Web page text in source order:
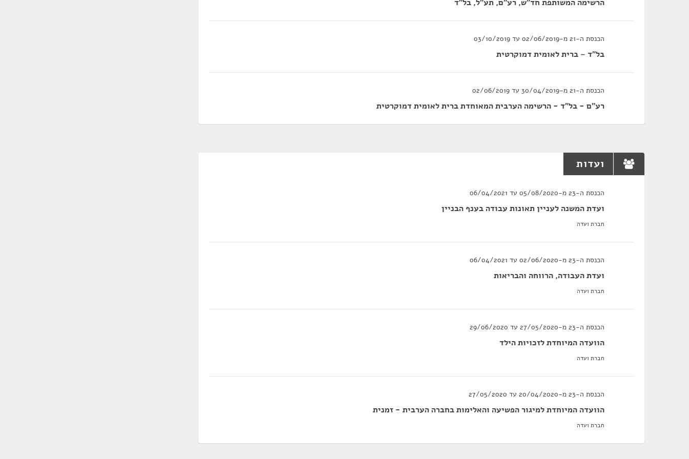
הרשימה המשותפת חד"ש, רע"ם, תע"ל, בל"ד
הכנסת ה-21 מ-02/06/2019 עד 03/10/2019
בל"ד – ברית לאומית דמוקרטית
הכנסת ה-21 מ-30/04/2019 עד 02/06/2019
רע"ם - בל"ד - הרשימה הערבית המאוחדת ברית לאומית דמוקרטית
ועדות
הכנסת ה-23 מ-05/08/2020 עד 06/04/2021
ועדת המשנה לעניין תאונות עבודה בענף הבניין
חברת ועדה
הכנסת ה-23 מ-02/06/2020 עד 06/04/2021
ועדת העבודה, הרווחה והבריאות
חברת ועדה
הכנסת ה-23 מ-27/05/2020 עד 29/06/2020
הוועדה המיוחדת לזכויות הילד
חברת ועדה
הכנסת ה-23 מ-20/04/2020 עד 27/05/2020
הוועדה המיוחדת למיגור הפשיעה והאלימות בחברה הערבית - זמנית
חברת ועדה